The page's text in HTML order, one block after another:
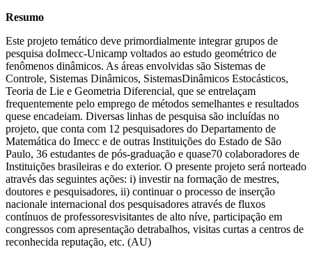
Resumo
Este projeto temático deve primordialmente integrar grupos de
pesquisa doImecc-Unicamp voltados ao estudo geométrico de
fenômenos dinâmicos. As áreas envolvidas são Sistemas de
Controle, Sistemas Dinâmicos, SistemasDinâmicos Estocásticos,
Teoria de Lie e Geometria Diferencial, que se entrelaçam
frequentemente pelo emprego de métodos semelhantes e resultados
quese encadeiam. Diversas linhas de pesquisa são incluídas no
projeto, que conta com 12 pesquisadores do Departamento de
Matemática do Imecc e de outras Instituições do Estado de São
Paulo, 36 estudantes de pós-graduação e quase70 colaboradores de
Instituições brasileiras e do exterior. O presente projeto será norteado
através das seguintes ações: i) investir na formação de mestres,
doutores e pesquisadores, ii) continuar o processo de inserção
nacionale internacional dos pesquisadores através de fluxos
contínuos de professoresvisitantes de alto níve, participação em
congressos com apresentação detrabalhos, visitas curtas a centros de
reconhecida reputação, etc. (AU)